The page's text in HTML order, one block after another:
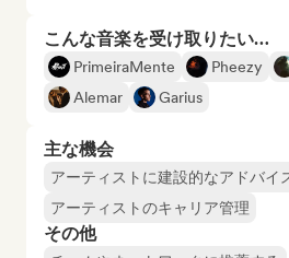
こんな音楽を受け取りたい…
PrimeiraMente Pheezy
Alemar
Garius
主な機会
アーティストに建設的なアドバイ
アーティストのキャリア管理
その他